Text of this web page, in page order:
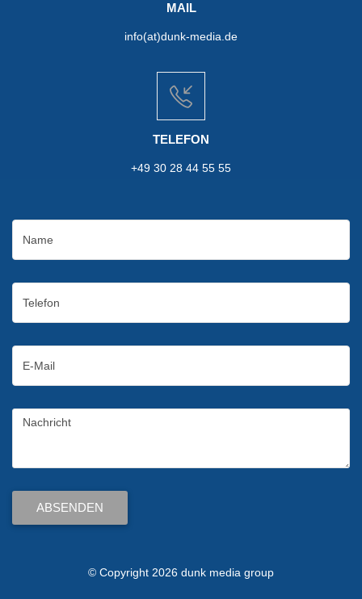
MAIL
info(at)dunk-media.de
TELEFON
+49 30 28 44 55 55
Nachricht
ABSENDEN
© Copyright 2026 dunk media group